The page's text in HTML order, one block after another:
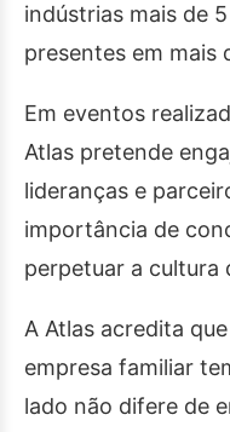
indústrias mais de
presentes em mais
Em eventos
Atlas pretende
lideranças e
importância de
perpetuar a cultura
A Atlas acredita
empresa familiar
lado não difere de